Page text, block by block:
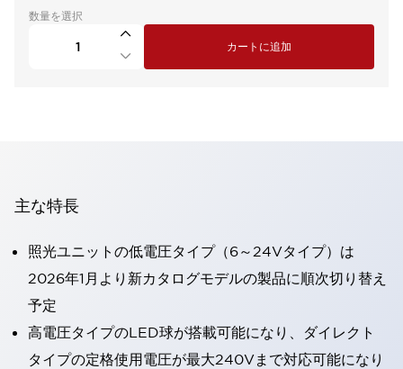
数量を選択
カートに追加
主な特長
照光ユニットの低電圧タイプ（6～24Vタイプ）は
2026年1月より新カタログモデルの製品に順次切り替え
予定
高電圧タイプのLED球が搭載可能になり、ダイレクト
タイプの定格使用電圧が最大240Vまで対応可能になり